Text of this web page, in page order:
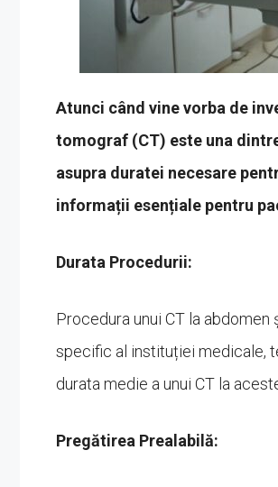
Atunci când vine vorba de
tomograf (CT) este una
asupra duratei necesare
informații esențiale pentru
Durata Procedurii:
Procedura unui CT la
specific al instituției medicale,
durata medie a unui CT la
Pregătirea Prealabilă: